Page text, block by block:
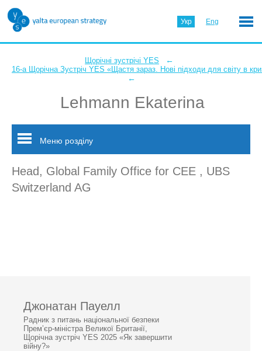
Укр Eng
Щорічні зустрічі YES ←
16-а Щорічна Зустріч YES «Щастя зараз. Нові підходи для світу в
←
Lehmann Ekaterina
Меню розділу
Head, Global Family Office for CEE , UBS
Switzerland AG
Джонатан Пауелл
Радник з питань національної безпеки
Прем’єр-міністра Великої Британії,
Щорічна зустріч YES 2025 «Як завершити
війну?»